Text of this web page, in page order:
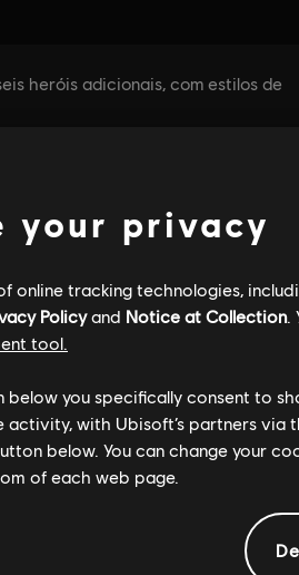
your privacy
tracking technologies,
Policyand Notice at Collection.
tool.
you specifically consent to
with Ubisoft’s partners via
below. You can change your
of each web page.